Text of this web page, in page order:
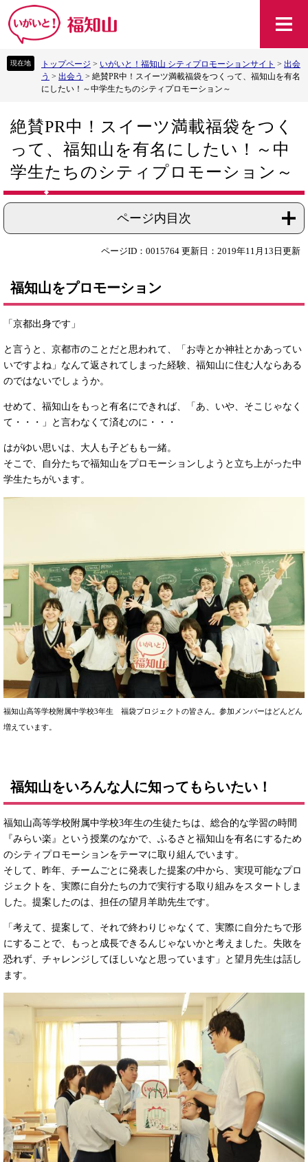
ー
ニ
トップページ > いがいと！福知山 シティプロモーションサイト > 出会
う > 出会う > 絶賛PR中！スイーツ満載福袋をつくって、福知山を有名
にしたい！～中学生たちのシティプロモーション～
文絶賛PR中！スイーツ満載福袋をつく
って、福知山を有名にしたい！～中
学生たちのシティプロモーション～
ページ内目次
ページID：0015764 更新日：2019年11月13日更新
福知山をプロモーション
「京都出身です」
と言うと、京都市のことだと思われて、「お寺とか神社とかあってい
いですよね」なんて返されてしまった経験、福知山に住む人ならある
のではないでしょうか。
せめて、福知山をもっと有名にできれば、「あ、いや、そこじゃなく
て・・・」と言わなくて済むのに・・・
はがゆい思いは、大人も子どもも一緒。
そこで、自分たちで福知山をプロモーションしようと立ち上がった中
学生たちがいます。
福知山高等学校附属中学校3年生 福袋プロジェクトの皆さん。参加メンバーはどんどん
増えています。
福知山をいろんな人に知ってもらいたい！
福知山高等学校附属中学校3年生の生徒たちは、総合的な学習の時間
『みらい楽』という授業のなかで、ふるさと福知山を有名にするため
のシティプロモーションをテーマに取り組んでいます。
そして、昨年、チームごとに発表した提案の中から、実現可能なプロ
ジェクトを、実際に自分たちの力で実行する取り組みをスタートしま
した。提案したのは、担任の望月羊助先生です。
「考えて、提案して、それで終わりじゃなくて、実際に自分たちで形
にすることで、もっと成長できるんじゃないかと考えました。失敗を
恐れず、チャレンジしてほしいなと思っています」と望月先生は話し
ます。